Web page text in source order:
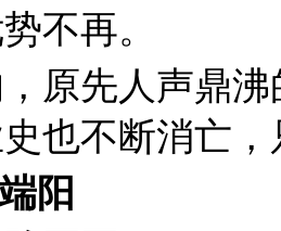
不再。
原先人声鼎
也不断消亡
阳